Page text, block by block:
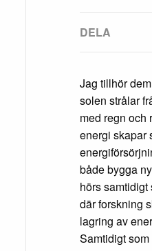
Jag tillhör
solen strålar
med regn och
energi skapar
både bygga
hörs
där forskning
lagring av
Samtidigt